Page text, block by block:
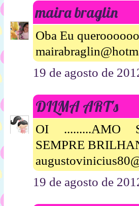
maira braglin
Oba Eu
19 de agosto de
DILMA ART's
OI .........AMO
SEMPRE
19 de agosto de